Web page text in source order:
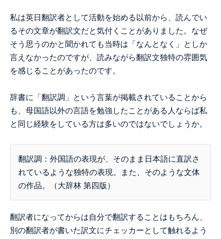
私は英日翻訳者として活動を始める以前から、読んでい
るその文章が翻訳文だと気付くことがありました。なぜ
そう思うのかと聞かれても当時は「なんとなく」としか
言えなかったのですが、読みながら翻訳文独特の雰囲気
を感じることがあったのです。
辞書に「翻訳調」という言葉が掲載されていることから
も、母国語以外の言語を勉強したことがある人ならば私
と同じ経験をしている方は多いのではないでしょうか。
翻訳調：外国語の表現が、そのまま日本語に直訳さ
れているような独特の表現。また、そのような文体
の作品。（大辞林 第四版）
翻訳者になってからは自分で翻訳することはもちろん、
別の翻訳者が書いた訳文にチェッカーとして触れるよう